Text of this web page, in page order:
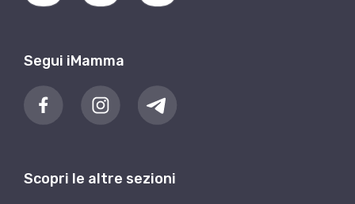
Segui iMamma
Scopri le altre sezioni